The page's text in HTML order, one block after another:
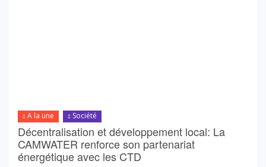
A la une Société
Décentralisation et développement local: La
CAMWATER renforce son partenariat
énergétique avec les CTD